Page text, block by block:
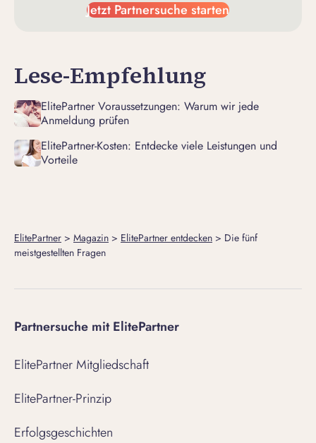
Jetzt Partnersuche starten
Lese-Empfehlung
ElitePartner Voraussetzungen: Warum wir jede
Anmeldung prüfen
ElitePartner-Kosten: Entdecke viele Leistungen und
Vorteile
ElitePartner > Magazin > ElitePartner entdecken > Die fünf
meistgestellten Fragen
Partnersuche mit ElitePartner
ElitePartner Mitgliedschaft
ElitePartner-Prinzip
Erfolgsgeschichten